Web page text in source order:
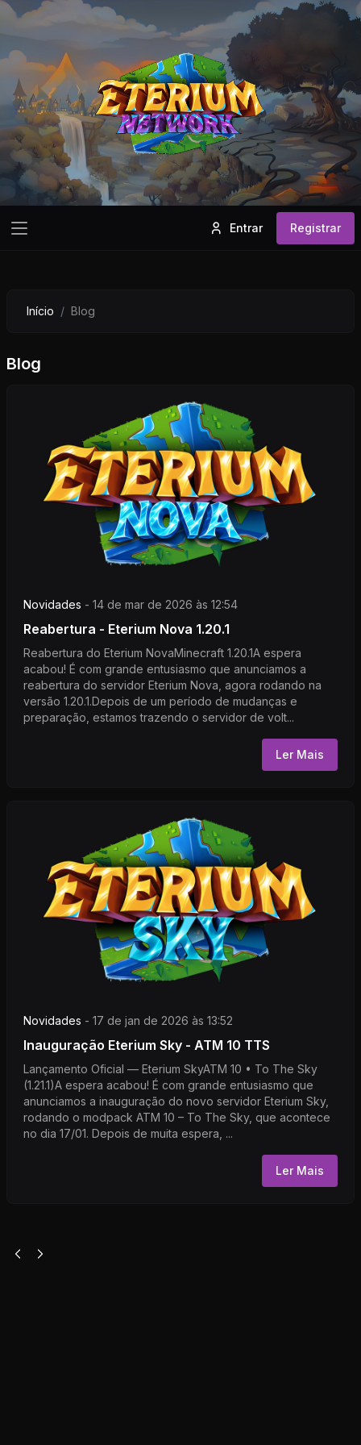
Entrar Registrar
Início Blog
Blog
Novidades - 14 de mar de 2026 às 12:54
Reabertura - Eterium Nova 1.20.1
Reabertura do Eterium NovaMinecraft 1.20.1A espera
acabou! É com grande entusiasmo que anunciamos a
reabertura do servidor Eterium Nova, agora rodando na
versão 1.20.1.Depois de um período de mudanças e
preparação, estamos trazendo o servidor de volt...
Ler Mais
Novidades - 17 de jan de 2026 às 13:52
Inauguração Eterium Sky - ATM 10 TTS
Lançamento Oficial — Eterium SkyATM 10 • To The Sky
(1.21.1)A espera acabou! É com grande entusiasmo que
anunciamos a inauguração do novo servidor Eterium Sky,
rodando o modpack ATM 10 – To The Sky, que acontece
no dia 17/01. Depois de muita espera, ...
Ler Mais